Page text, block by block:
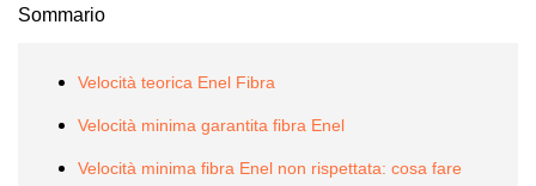
Sommario
Velocità teorica Enel Fibra
Velocità minima garantita fibra Enel
Velocità minima fibra Enel non rispettata: cosa fare